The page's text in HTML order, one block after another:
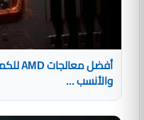
والأنسب ...